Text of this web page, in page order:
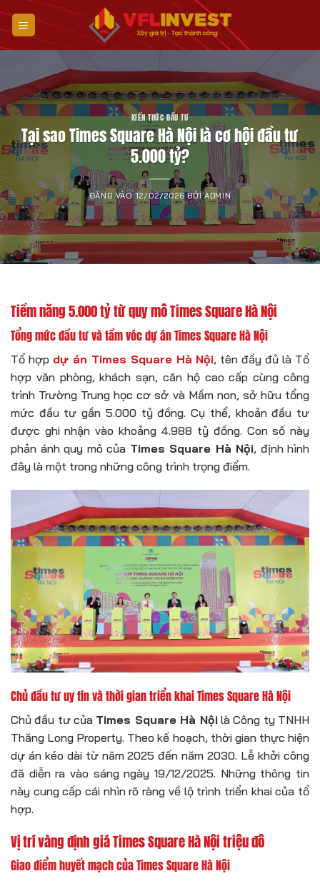
qua
nội
KIẾN THỨC ĐẦU TƯ
Tại sao Times Square Hà Nội là cơ hội đầu tư
5.000 tỷ?
ĐĂNG VÀO12/02/2026 BỞIADMIN
Tiềm năng 5.000 tỷ từ quy mô Times Square Hà Nội
Tổng mức đầu tư và tầm vóc dự án Times Square Hà Nội
Tổ hợp dự án Times Square Hà Nội, tên đầy đủ là Tổ
hợp văn phòng, khách sạn, căn hộ cao cấp cùng công
trình Trường Trung học cơ sở và Mầm non, sở hữu tổng
mức đầu tư gần 5.000 tỷ đồng. Cụ thể, khoản đầu tư
được ghi nhận vào khoảng 4.988 tỷ đồng. Con số này
phản ánh quy mô của Times Square Hà Nội, định hình
đây là một trong những công trình trọng điểm.
Chủ đầu tư uy tín và thời gian triển khai Times Square Hà Nội
Chủ đầu tư của Times Square Hà Nộilà Công ty TNHH
Thăng Long Property. Theo kế hoạch, thời gian thực hiện
dự án kéo dài từ năm 2025 đến năm 2030. Lễ khởi công
đã diễn ra vào sáng ngày 19/12/2025. Những thông tin
này cung cấp cái nhìn rõ ràng về lộ trình triển khai của tổ
hợp.
Vị trí vàng định giá Times Square Hà Nội triệu đô
Giao điểm huyết mạch của Times Square Hà Nội